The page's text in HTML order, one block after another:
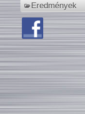
Eredmények